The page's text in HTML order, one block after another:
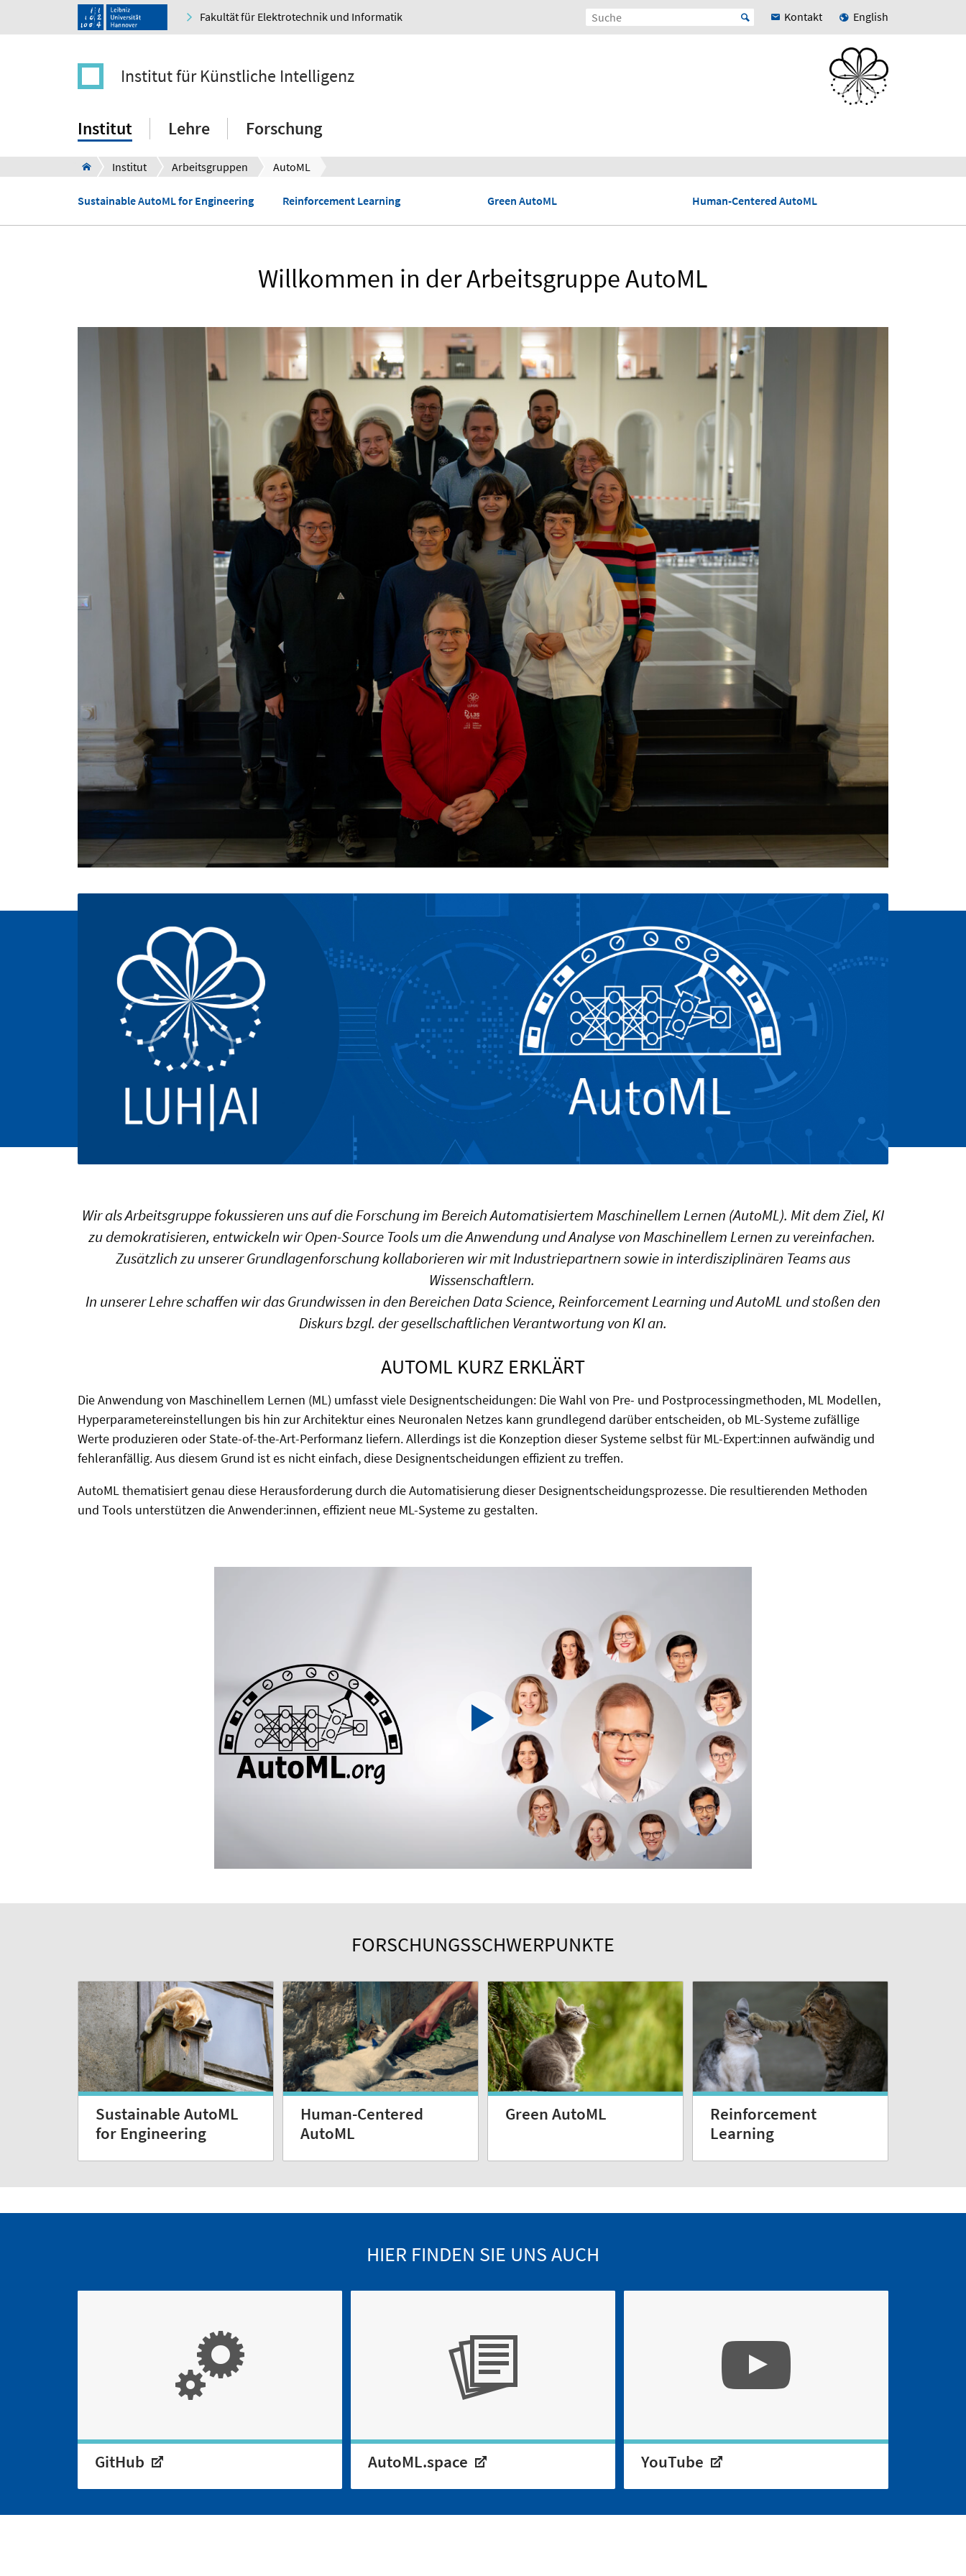
Fakultät für Elektrotechnik und Informatik Kontakt English
Institut für Künstliche Intelligenz
Institut Lehre Forschung
Institut Arbeitsgruppen AutoML
Sustainable AutoML for Engineering Reinforcement Learning Green AutoML Human-Centered AutoML
Willkommen in der Arbeitsgruppe AutoML
Wir als Arbeitsgruppe fokussieren uns auf die Forschung im Bereich Automatisiertem Maschinellem Lernen (AutoML). Mit dem Ziel, KI
zu demokratisieren, entwickeln wir Open-Source Tools um die Anwendung und Analyse von Maschinellem Lernen zu vereinfachen.
Zusätzlich zu unserer Grundlagenforschung kollaborieren wir mit Industriepartnern sowie in interdisziplinären Teams aus
Wissenschaftlern.
In unserer Lehre schaffen wir das Grundwissen in den Bereichen Data Science, Reinforcement Learning und AutoML und stoßen den
Diskurs bzgl. der gesellschaftlichen Verantwortung von KI an.
AUTOML KURZ ERKLÄRT
Die Anwendung von Maschinellem Lernen (ML) umfasst viele Designentscheidungen: Die Wahl von Pre- und Postprocessingmethoden, ML Modellen,
Hyperparametereinstellungen bis hin zur Architektur eines Neuronalen Netzes kann grundlegend darüber entscheiden, ob ML-Systeme zufällige
Werte produzieren oder State-of-the-Art-Performanz liefern. Allerdings ist die Konzeption dieser Systeme selbst für ML-Expert:innen aufwändig und
fehleranfällig. Aus diesem Grund ist es nicht einfach, diese Designentscheidungen effizient zu treffen.
AutoML thematisiert genau diese Herausforderung durch die Automatisierung dieser Designentscheidungsprozesse. Die resultierenden Methoden
und Tools unterstützen die Anwender:innen, effizient neue ML-Systeme zu gestalten.
FORSCHUNGSSCHWERPUNKTE
Sustainable AutoML
for Engineering
Human-Centered
AutoML
Green AutoML
Reinforcement
Learning
HIER FINDEN SIE UNS AUCH
GitHub AutoML.space YouTube